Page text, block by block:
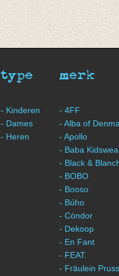
type
- Kinderen
- Dames
- Heren
merk
- 4FF
- Alba of
- Apollo
- Baba
- Black &
- BOBO
- Booso
- Búho
- Cóndor
- Dekoop
- En Fant
- FEAT.
- Fräulein